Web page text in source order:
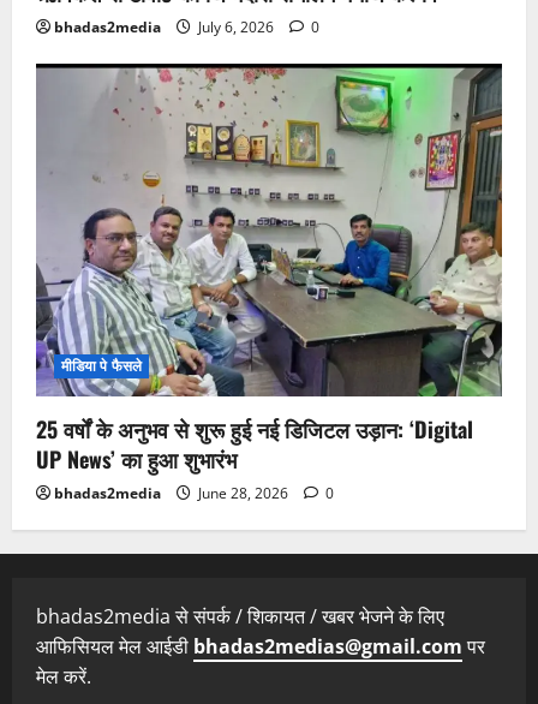
bhadas2media July 6, 2026 0
मीडिया पे फैसले
25 वर्षों के अनुभव से शुरू हुई नई डिजिटल उड़ान: ‘Digital
UP News’ का हुआ शुभारंभ
bhadas2media June 28, 2026 0
bhadas2media से संपर्क / शिकायत / खबर भेजने के लिए
आफिसियल मेल आईडी bhadas2medias@gmail.comपर
मेल करें.